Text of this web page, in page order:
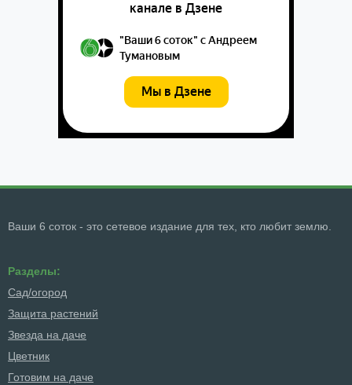
Ваши 6 соток - это сетевое издание для тех, кто любит землю.
Разделы:
Сад/огород
Защита растений
Звезда на даче
Цветник
Готовим на даче